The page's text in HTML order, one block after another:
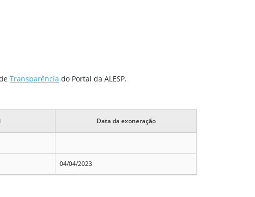
Transparência do Portal da ALESP.
Data da exoneração
04/04/2023